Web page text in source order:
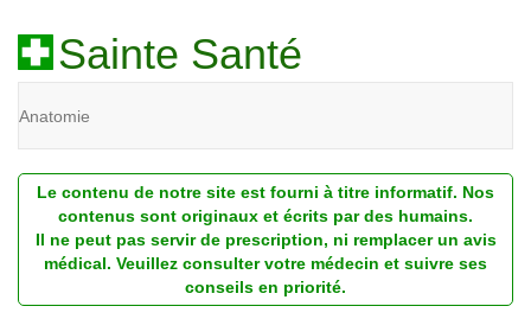
Sainte Santé
Anatomie
Diagnostic
Dossiers
Homéopathie
Le contenu de notre site est fourni à titre informatif. Nos
contenus sont originaux et écrits par des humains.
Il ne peut pas servir de prescription, ni remplacer un avis
médical. Veuillez consulter votre médecin et suivre ses
conseils en priorité.